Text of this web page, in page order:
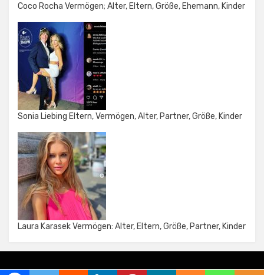
Coco Rocha Vermögen; Alter, Eltern, Größe, Ehemann, Kinder
Sonia Liebing Eltern, Vermögen, Alter, Partner, Größe, Kinder
Laura Karasek Vermögen: Alter, Eltern, Größe, Partner, Kinder
Amphibious Theme byTemplatePocket ⋅Powered byWordPress